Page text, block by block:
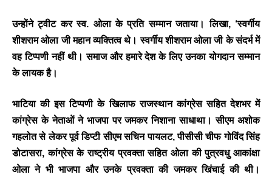
उन्होंने ट्वीट कर स्व. ओला के प्रति सम्मान जताया। लिखा, ‘स्वर्गीय
शीशराम ओला जी महान व्यक्तित्व थे। स्वर्गीय शीशराम ओला जी के संदर्भ में
वह टिप्पणी नहीं थी। समाज और हमारे देश के लिए उनका योगदान सम्मान
के लायक है।
भाटिया की इस टिप्पणी के खिलाफ राजस्थान कांग्रेस सहित देशभर में
कांग्रेस के नेताओं ने भाजपा पर जमकर निशाना साधाथा। सीएम अशोक
गहलोत से लेकर पूर्व डिप्टी सीएम सचिन पायलट, पीसीसी चीफ गोविंद सिंह
डोटासरा, कांग्रेस के राष्ट्रीय प्रवक्ता सहित ओला की पुत्रवधु आकांक्षा
ओला ने भी भाजपा और उनके प्रवक्ता की जमकर खिंचाई की थी।
जयपुर से दुनिया को भारत
छोटे उद्योगों, स्टार्टअप और
रोजगार बढ़ाने पर सहमति
- August 6, 2026
<section class="text-token-
text-primary w-full
focus:outline-none has-data-